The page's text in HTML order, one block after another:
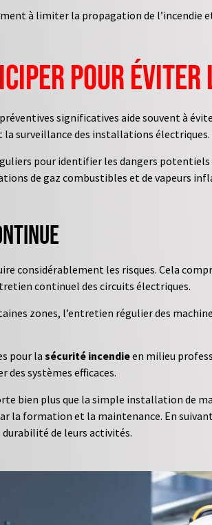
à limiter la propagation de l’incendie
pour éviter
significatives aide souvent à
la surveillance des installations électriques.
pour identifier les dangers
de gaz combustibles et de vapeurs
considérablement les risques. Cela
continuel des circuits électriques.
zones, l’entretien régulier des
pour la sécurité incendieen milieu
des systèmes efficaces.
bien plus que la simple installation de
la formation et la maintenance. En
de leurs activités.